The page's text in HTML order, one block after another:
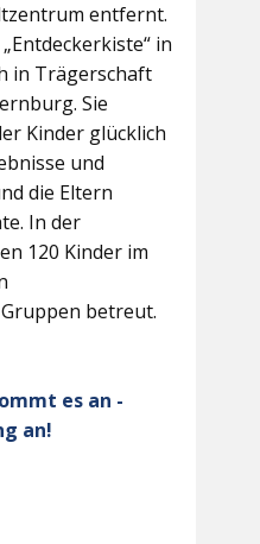
entfernt.
in
in Trägerschaft
Sie
Kinder glücklich
und
die Eltern
In der
120 Kinder im
betreut.
es an -
an!